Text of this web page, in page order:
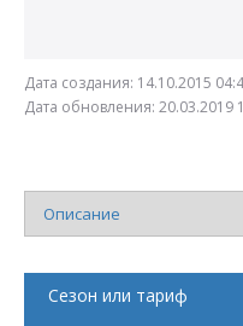
Дата создания: 14.10.2015
Дата обновления: 20.03.2019
Описание
Сезон или тариф